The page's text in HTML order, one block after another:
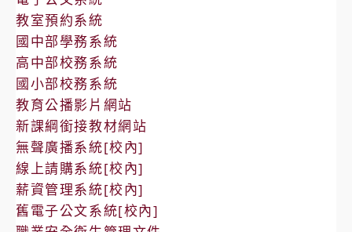
教室預約系統
國中部學務系統
高中部校務系統
國小部校務系統
教育公播影片網站
新課綱銜接教材網站
無聲廣播系統[校內]
線上請購系統[校內]
薪資管理系統[校內]
舊電子公文系統[校內]